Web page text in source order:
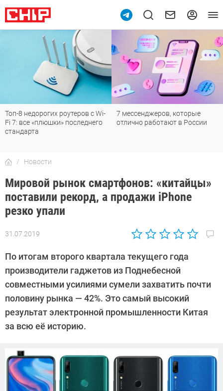
Топ-8 недорогих роутеров с Wi-
Fi 7: все «плюшки» последнего
стандарта
7 мессенджеров, которые
отлично работают в России
Новости
Мировой рынок смартфонов: «китайцы»
поставили рекорд, а продажи iPhone
резко упали
31.07.2019
Автор:
Кошик
По итогам второго квартала текущего года
производители гаджетов из Поднебесной
совместными усилиями сумели захватить почти
половину рынка — 42%. Это самый высокий
результат электронной промышленности Китая
за всю её историю.